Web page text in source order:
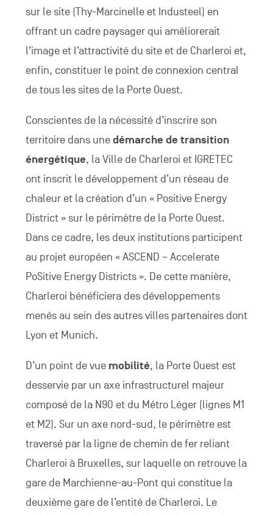
sur le site (Thy-Marcinelle et Industeel) en
offrant un cadre paysager qui améliorerait
l’image et l’attractivité du site et de Charleroi et,
enfin, constituer le point de connexion central
de tous les sites de la Porte Ouest.
Conscientes de la nécessité d’inscrire son
territoire dans unedémarche de transition
énergétique, la Ville de Charleroi et IGRETEC
ont inscrit le développement d’un réseau de
chaleur et la création d’un « Positive Energy
District » sur le périmètre de la Porte Ouest.
Dans ce cadre, les deux institutions participent
au projet européen « ASCEND – Accelerate
PoSitive Energy Districts ». De cette manière,
Charleroi bénéficiera des développements
menés au sein des autres villes partenaires dont
Lyon et Munich.
D’un point de vue mobilité, la Porte Ouest est
desservie par un axe infrastructurel majeur
composé de la N90 et du Métro Léger (lignes M1
et M2). Sur un axe nord-sud, le périmètre est
traversé par la ligne de chemin de fer reliant
Charleroi à Bruxelles, sur laquelle on retrouve la
gare de Marchienne-au-Pont qui constitue la
deuxième gare de l’entité de Charleroi. Le